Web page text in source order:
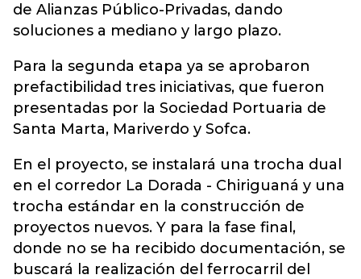
de Alianzas Público-Privadas, dando
soluciones a mediano y largo plazo.
Para la segunda etapa ya se aprobaron
prefactibilidad tres iniciativas, que fueron
presentadas por la Sociedad Portuaria de
Santa Marta, Mariverdo y Sofca.
En el proyecto, se instalará una trocha dual
en el corredor La Dorada - Chiriguaná y una
trocha estándar en la construcción de
proyectos nuevos. Y para la fase final,
donde no se ha recibido documentación, se
buscará la realización del ferrocarril del